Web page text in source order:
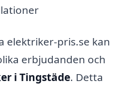
elektriker-pris.se kan
erbjudanden och
i Tingstäde. Detta